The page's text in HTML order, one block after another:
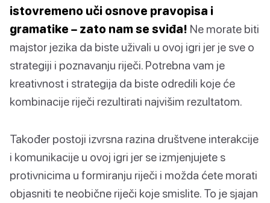
istovremeno uči osnove pravopisa i
gramatike – zato nam se sviđa! Ne morate biti
majstor jezika da biste uživali u ovoj igri jer je sve o
strategiji i poznavanju riječi. Potrebna vam je
kreativnost i strategija da biste odredili koje će
kombinacije riječi rezultirati najvišim rezultatom.
Također postoji izvrsna razina društvene interakcije
i komunikacije u ovoj igri jer se izmjenjujete s
protivnicima u formiranju riječi i možda ćete morati
objasniti te neobične riječi koje smislite. To je sjajan